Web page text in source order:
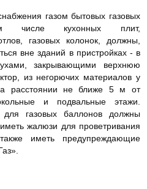
газом бытовых газовых
числе кухонных плит,
газовых колонок, должны,
вне зданий в пристройках - в
закрывающими верхнюю
из негорючих материалов у
на расстоянии не ближе 5 м от
и подвальные этажи.
газовых баллонов должны
жалюзи для проветривания
иметь предупреждающие